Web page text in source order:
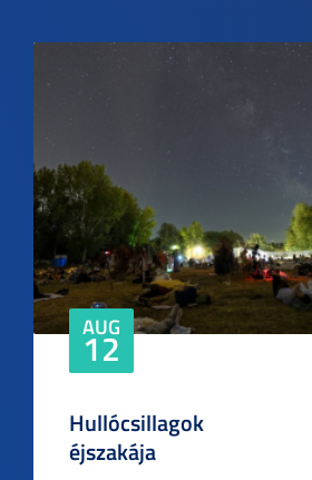
AUG
12
Hullócsillagok
éjszakája